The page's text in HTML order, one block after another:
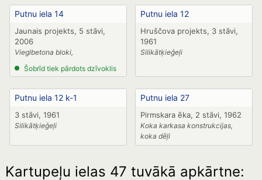
Putnu iela 14
Jaunais projekts, 5 stāvi,
2006
Vieglbetona bloki,
Šobrīd tiek pārdots dzīvoklis
Putnu iela 12
Hruščova projekts, 3 stāvi,
1961
Silikātķieģeļi
Putnu iela 12 k-1
3 stāvi, 1961
Silikātķieģeļi
Putnu iela 27
Pirmskara ēka, 2 stāvi, 1962
Koka karkasa konstrukcijas,
koka dēļi
Kartupeļu ielas 47 tuvākā apkārtne: